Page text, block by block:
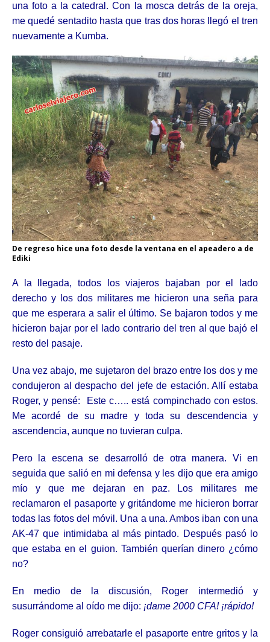
una foto a la catedral. Con la mosca detrás de la oreja,
me quedé sentadito hasta que tras dos horas llegó el tren
nuevamente a Kumba.
De regreso hice una foto desde la ventana en el apeadero a de
Ediki
A la llegada, todos los viajeros bajaban por el lado
derecho y los dos militares me hicieron una seña para
que me esperara a salir el último. Se bajaron todos y me
hicieron bajar por el lado contrario del tren al que bajó el
resto del pasaje.
Una vez abajo, me sujetaron del brazo entre los dos y me
condujeron al despacho del jefe de estación. Allí estaba
Roger, y pensé: Este c….. está compinchado con estos.
Me acordé de su madre y toda su descendencia y
ascendencia, aunque no tuvieran culpa.
Pero la escena se desarrolló de otra manera. Vi en
seguida que salió en mi defensa y les dijo que era amigo
mío y que me dejaran en paz. Los militares me
reclamaron el pasaporte y gritándome me hicieron borrar
todas las fotos del móvil. Una a una. Ambos iban con una
AK-47 que intimidaba al más pintado. Después pasó lo
que estaba en el guion. También querían dinero ¿cómo
no?
En medio de la discusión, Roger intermedió y
susurrándome al oído me dijo: ¡dame 2000 CFA! ¡rápido!
Roger consiguió arrebatarle el pasaporte entre gritos y la